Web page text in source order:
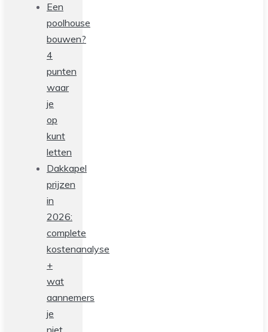
Een
poolhouse
bouwen?
4
punten
waar
je
op
kunt
letten
Dakkapel
prijzen
in
2026:
complete
kostenanalyse
+
wat
aannemers
je